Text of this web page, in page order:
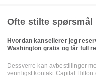
Ofte stilte spørsmål
Hvordan kansellerer jeg
Washington gratis og får full
Dessverre kan avbestillinger
vennligst kontakt Capital Hilton